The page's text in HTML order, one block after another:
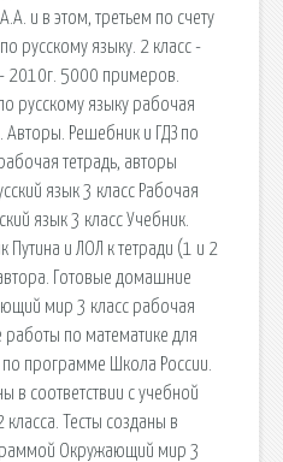
и в этом, третьем по счету
русскому языку. 2 класс -
2010г. 5000 примеров.
русскому языку рабочая
Авторы. Решебник и ГДЗ по
тетрадь, авторы
язык 3 класс Рабочая
язык 3 класс Учебник.
Путина и ЛОЛ к тетради (1 и 2
Готовые домашние
мир 3 класс рабочая
работы по математике для
программе Школа России.
в соответствии с учебной
Тесты созданы в
Окружающий мир 3